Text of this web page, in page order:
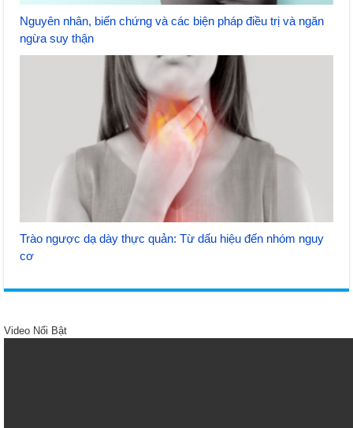
Nguyên nhân, biến chứng và các biện pháp điều trị và ngăn
ngừa suy thận
Trào ngược dạ dày thực quản: Từ dấu hiệu đến nhóm nguy
cơ
Video Nổi Bật